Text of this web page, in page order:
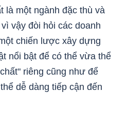
là một ngành đặc thù và
vậy đòi hỏi các doanh
chiến lược xây dựng
nổi bật để có thể vừa thể
riêng cũng như để
dễ dàng tiếp cận đến